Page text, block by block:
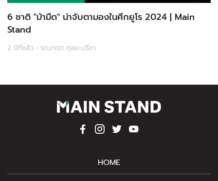
6 ชาติ "ม้ามืด" น่าจับตามองในศึกยูโร 2024 | Main
Stand
2 ปีที่แล้ว • รณกฤต ตุลยะปรีชา
HOME